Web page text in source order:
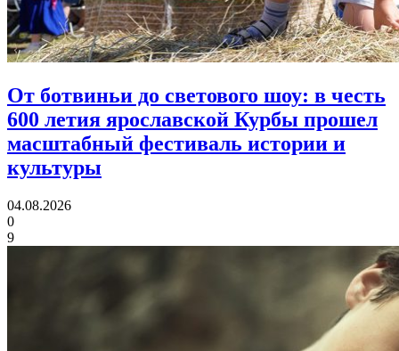
От ботвиньи до светового шоу: в честь
600 летия ярославской Курбы прошел
масштабный фестиваль истории и
культуры
04.08.2026
0
9